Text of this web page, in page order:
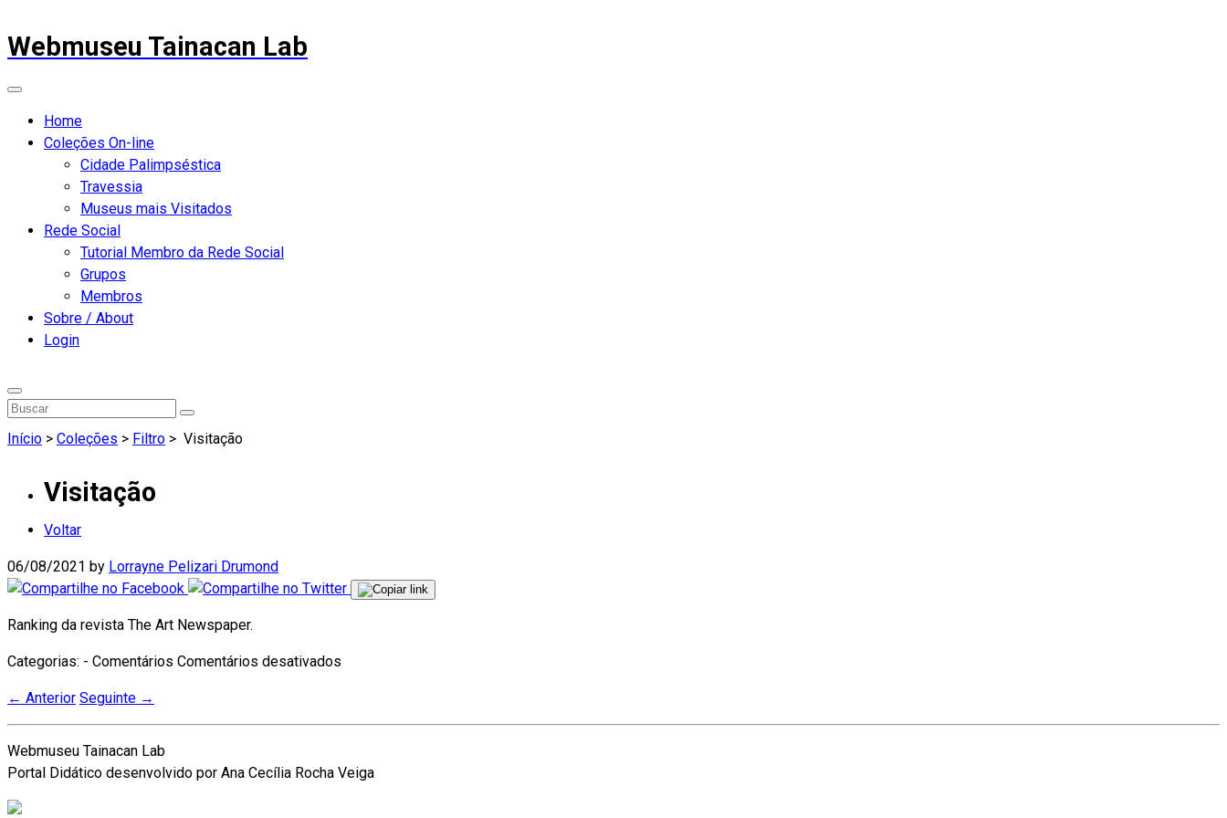
Webmuseu Tainacan Lab
Home
Coleções On-line
Cidade Palimpséstica
Travessia
Museus mais Visitados
Rede Social
Tutorial Membro da Rede Social
Grupos
Membros
Sobre / About
Login
Início > Coleções > Filtro > Visitação
Visitação
Voltar
06/08/2021 by Lorrayne Pelizari Drumond
Ranking da revista The Art Newspaper.
Categorias: - Comentários Comentários desativados
← Anterior Seguinte →
Webmuseu Tainacan Lab
Portal Didático desenvolvido por Ana Cecília Rocha Veiga